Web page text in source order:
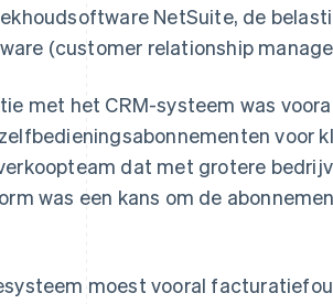
NetSuite, de
(customer relationship
met het CRM-systeem was
voor
dat met grotere
was een kans om de
moest vooral